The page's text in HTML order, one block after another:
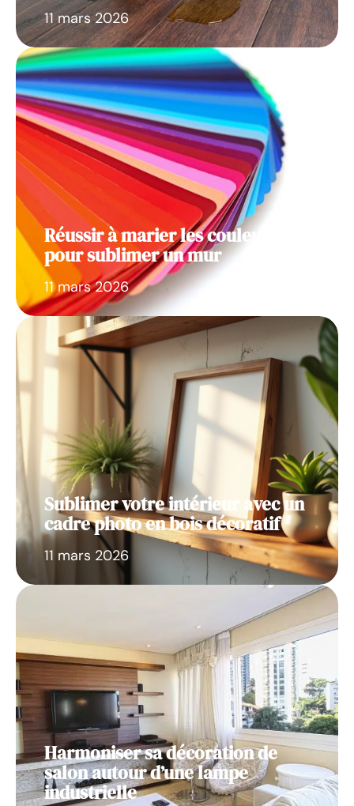
11 mars 2026
Réussir à marier les couleurs
pour sublimer un mur
11 mars 2026
Sublimer votre intérieur avec un
cadre photo en bois décoratif
11 mars 2026
Harmoniser sa décoration de
salon autour d’une lampe
industrielle